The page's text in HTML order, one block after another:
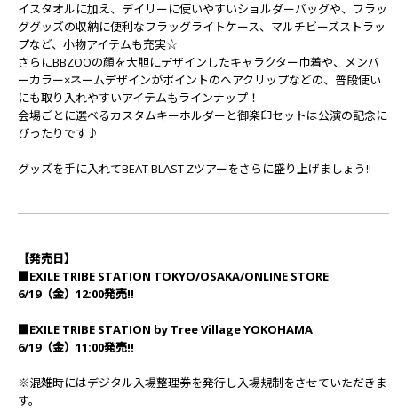
イスタオルに加え、デイリーに使いやすいショルダーバッグや、フラッ
ググッズの収納に便利なフラッグライトケース、マルチビーズストラッ
プなど、小物アイテムも充実☆
さらにBBZOOの顔を大胆にデザインしたキャラクター巾着や、メンバ
ーカラー×ネームデザインがポイントのヘアクリップなどの、普段使い
にも取り入れやすいアイテムもラインナップ！
会場ごとに選べるカスタムキーホルダーと御楽印セットは公演の記念に
ぴったりです♪
グッズを手に入れてBEAT BLAST Zツアーをさらに盛り上げましょう!!
【発売日】
■EXILE TRIBE STATION TOKYO/OSAKA/ONLINE STORE
6/19（金）12:00発売!!
■EXILE TRIBE STATION by Tree Village YOKOHAMA
6/19（金）11:00発売!!
※混雑時にはデジタル入場整理券を発行し入場規制をさせていただきま
す。